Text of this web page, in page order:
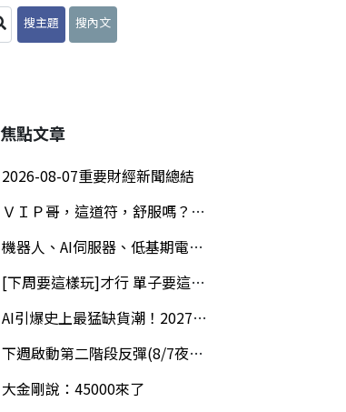
搜主題 搜內文
焦點文章
2026-08-07重要財經新聞總結
ＶＩＰ哥，這道符，舒服嗎？哥，快聽我一言，不害哥
機器人、AI伺服器、低基期電子全面輪動
[下周要這樣玩]才行 單子要這樣做才穩 *千點伺候
AI引爆史上最猛缺貨潮！2027產能全賣光，記憶體...
下週啟動第二階段反彈(8/7夜盤 衝浪日誌)
大金剛說：45000來了